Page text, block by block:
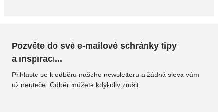
Pozvěte do své e-mailové schránky tipy
a inspiraci...
Přihlaste se k odběru našeho newsletteru a žádná sleva vám
už neuteče. Odběr můžete kdykoliv zrušit.